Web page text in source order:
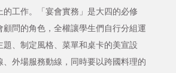
的工作。「宴會實務」是大四的必修
顧問的角色，全權讓學生們自行分組運
題、制定風格、菜單和桌卡的美宣設
、外場服務動線，同時要以跨國料理的